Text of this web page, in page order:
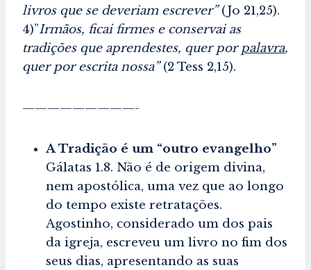
livros que se deveriam escrever”(Jo 21,25).
4)”Irmãos, ficai firmes e conservai as
tradições que aprendestes, quer por palavra,
quer por escrita nossa”(2 Tess 2,15).
—————————-
A Tradição é um “outro evangelho”
Gálatas 1.8. Não é de origem divina,
nem apostólica, uma vez que ao longo
do tempo existe retratações.
Agostinho, considerado um dos pais
da igreja, escreveu um livro no fim dos
seus dias, apresentando as suas